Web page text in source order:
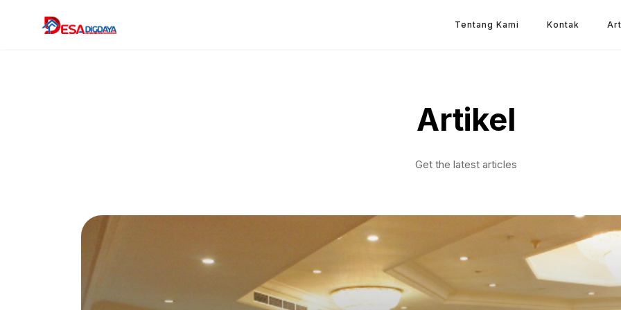
Tentang Kami Kontak
Artikel
Get the latest articles